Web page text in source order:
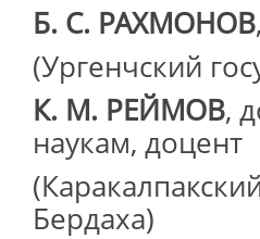
Б. С. РАХМОНОВ
(Ургенчский
К. М. РЕЙМОВ,
наукам, доцент
Бердаха)